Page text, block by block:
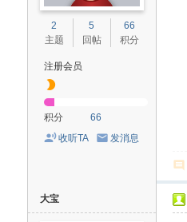
2
主题
5
回帖
66
积分
注册会员
积分
66
收听TA
发消息
大宝